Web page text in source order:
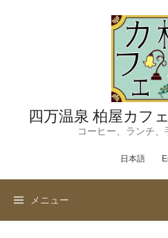
四万温泉 柏屋カフ
コーヒー、ランチ、
日本語
メニュー